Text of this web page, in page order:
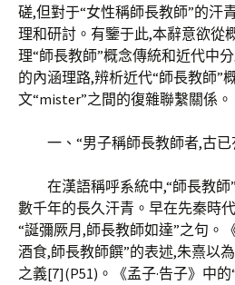
磋,但對于“女性稱師長教師”的汗
理和研討。有鑒于此,本辭意欲從
理“師長教師”概念傳統和近代中
的內涵理路,辨析近代“師長教師”
文“mister”之間的復雜聯繫關係。
一、“男子稱師長教師者,古已
在漢語稱呼系統中,“師長教
數千年的長久汗青。早在先秦時
“誕彌厥月,師長教師如達”之句。
酒食,師長教師饌”的表述,朱熹以
之義[7](P51)。《孟子·告子》中